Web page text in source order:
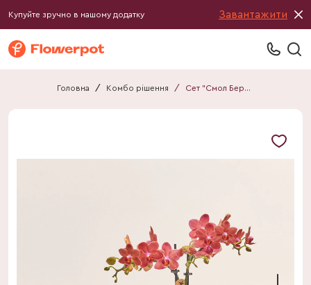
Купуйте зручно в нашому додатку Завантажити
Головна / Комбо рішення / Сет "Смол Беррі" Колібрі